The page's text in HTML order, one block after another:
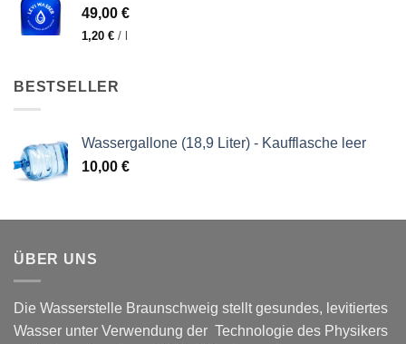
49,00 €
1,20 € /
BESTSELLER
Wassergallone (18,9 Liter) - Kaufflasche leer
10,00 €
ÜBER UNS
Die Wasserstelle Braunschweig stellt gesundes, levitiertes
Wasser unter Verwendung der Technologie des Physikers